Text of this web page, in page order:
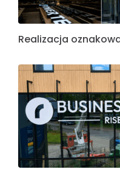
Realizacja